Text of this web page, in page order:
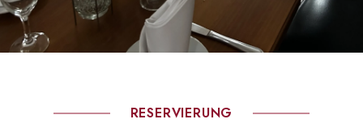
RESERVIERUNG